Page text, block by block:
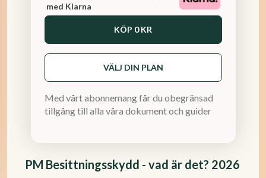
PM Besittningsskydd - vad är det? 2026
med Klarna
KÖP 0 KR
VÄLJ DIN PLAN
Med vårt abonnemang får du obegränsad
tillgång till alla våra dokument och guider